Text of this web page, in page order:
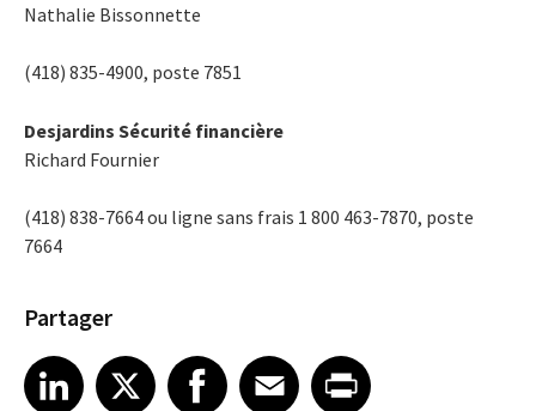
Nathalie Bissonnette
(418) 835-4900, poste 7851
Desjardins Sécurité financière
Richard Fournier
(418) 838-7664 ou ligne sans frais 1 800 463-7870, poste
7664
Partager
Share article on LinkedIn
LinkedIn
Share article on XShare article on Facebook
Facebook
Share article on Email
EmailShare article on Print